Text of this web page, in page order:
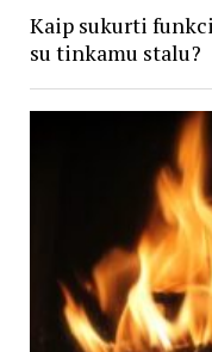
Kaip sukurti
su tinkamu stalu?